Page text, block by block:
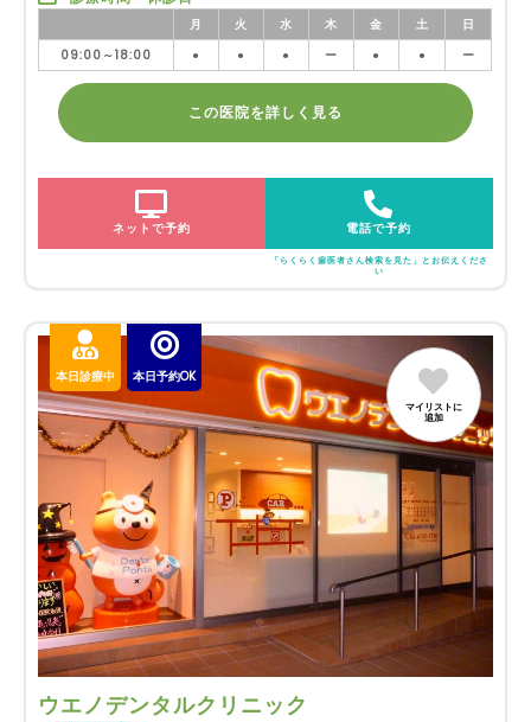
月 火 水 木 金 土
日
09:00～18:00
● ● ● ー ● ● ー
この医院を詳しく見る
ネットで予約 電話で予約
「らくらく歯医者さん検索を見た」とお伝えくださ
い
本日診療中 本日予約OK
ウエノデンタルクリニック
マイリストに
追加